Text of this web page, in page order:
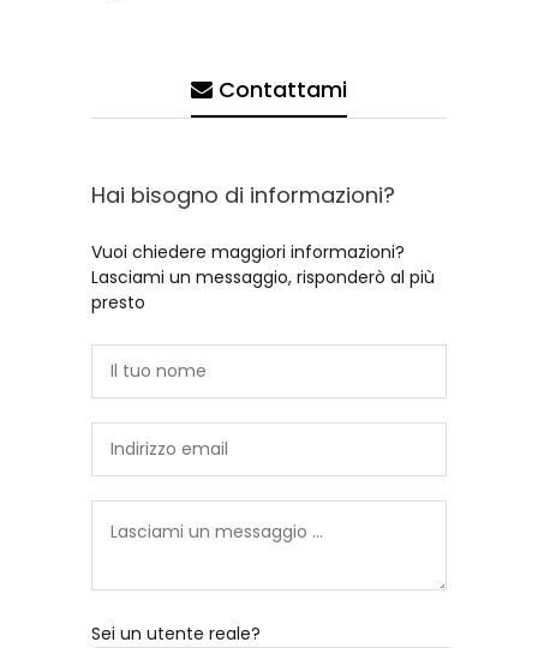
Contattami
Hai bisogno di informazioni?
Vuoi chiedere maggiori informazioni?
Lasciami un messaggio, risponderò al più
presto
Sei un utente reale?